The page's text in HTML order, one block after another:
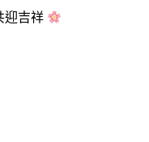
迎吉祥